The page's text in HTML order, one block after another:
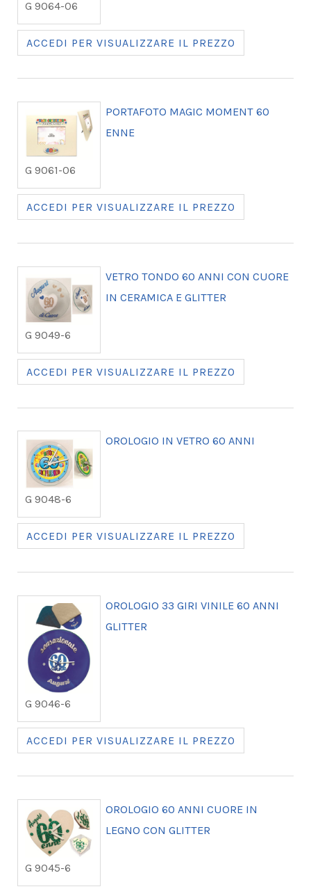
G 9064-06
ACCEDI PER VISUALIZZARE IL PREZZO
G 9061-06
PORTAFOTO MAGIC MOMENT 60
ENNE
ACCEDI PER VISUALIZZARE IL PREZZO
G 9049-6
VETRO TONDO 60 ANNI CON CUORE
IN CERAMICA E GLITTER
ACCEDI PER VISUALIZZARE IL PREZZO
G 9048-6
OROLOGIO IN VETRO 60 ANNI
ACCEDI PER VISUALIZZARE IL PREZZO
G 9046-6
OROLOGIO 33 GIRI VINILE 60 ANNI
GLITTER
ACCEDI PER VISUALIZZARE IL PREZZO
G 9045-6
OROLOGIO 60 ANNI CUORE IN
LEGNO CON GLITTER